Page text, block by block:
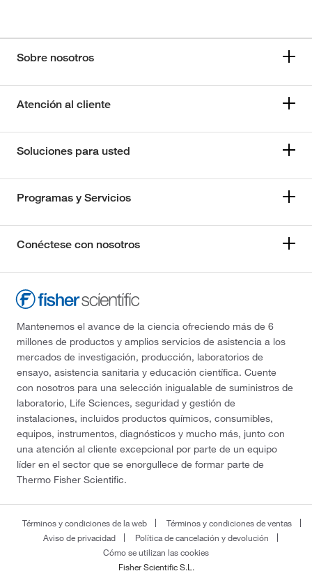
Sobre nosotros
Atención al cliente
Soluciones para usted
Programas y Servicios
Conéctese con nosotros
Mantenemos el avance de la ciencia ofreciendo más de 6
millones de productos y amplios servicios de asistencia a los
mercados de investigación, producción, laboratorios de
ensayo, asistencia sanitaria y educación científica. Cuente
con nosotros para una selección inigualable de suministros de
laboratorio, Life Sciences, seguridad y gestión de
instalaciones, incluidos productos químicos, consumibles,
equipos, instrumentos, diagnósticos y mucho más, junto con
una atención al cliente excepcional por parte de un equipo
líder en el sector que se enorgullece de formar parte de
Thermo Fisher Scientific.
Términos y condiciones de la web
Términos y condiciones de ventas
Aviso de privacidad
Política de cancelación y devolución
Cómo se utilizan las cookies
Fisher Scientific S.L.